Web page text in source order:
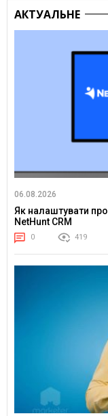
АКТУАЛЬНЕ
06.08.2026
Як налаштувати
NetHunt CRM
0 419